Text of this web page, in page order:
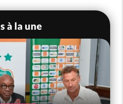
à la une